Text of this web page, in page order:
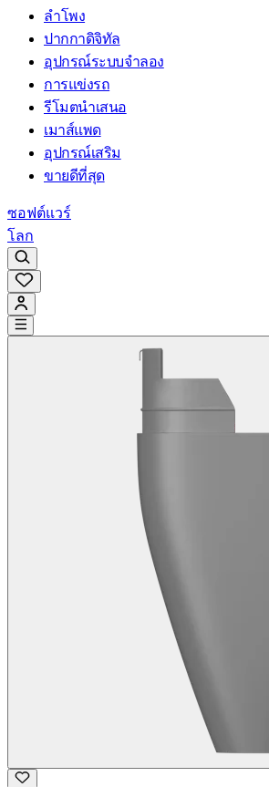
ลำโพง
ปากกาดิจิทัล
อุปกรณ์ระบบจำลอง
การแข่งรถ
รีโมตนำเสนอ
เมาส์แพด
อุปกรณ์เสริม
ขายดีที่สุด
ซอฟต์แวร์
โลก